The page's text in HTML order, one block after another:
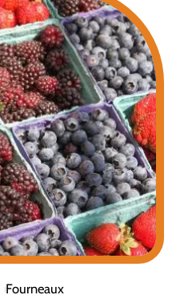
Fourneaux